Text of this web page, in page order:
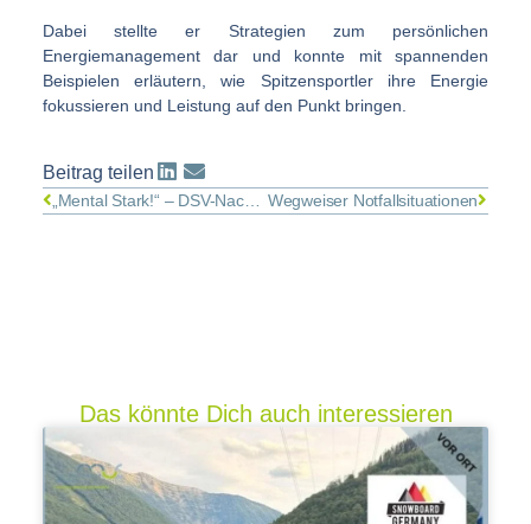
Dabei stellte er Strategien zum persönlichen
Energiemanagement dar und konnte mit spannenden
Beispielen erläutern, wie Spitzensportler ihre Energie
fokussieren und Leistung auf den Punkt bringen.
Beitrag teilen
„Mental Stark!“ – DSV-Nachwuchsprojekt Wegweiser Notfallsituationen
Das könnte Dich auch interessieren